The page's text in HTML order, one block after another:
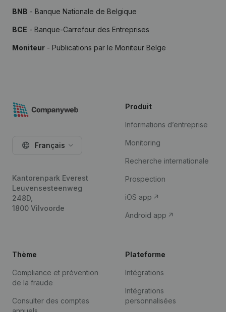
BNB - Banque Nationale de Belgique
BCE - Banque-Carrefour des Entreprises
Moniteur - Publications par le Moniteur Belge
Français
Kantorenpark Everest
Leuvensesteenweg
248D,
1800 Vilvoorde
Produit
Informations d’entreprise
Monitoring
Recherche internationale
Prospection
iOS app
Android app
Thème
Compliance et prévention
de la fraude
Consulter des comptes
Plateforme
Intégrations
Intégrations
personnalisées